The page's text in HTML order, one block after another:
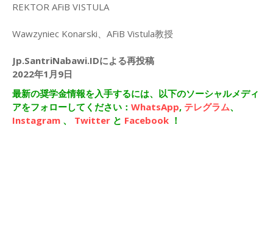
REKTOR AFiB VISTULA
Wawzyniec Konarski、AFiB Vistula教授
Jp.SantriNabawi.IDによる再投稿
2022年1月9日
最新の奨学金情報を入手するには、以下のソーシャルメディ
アをフォローしてください： WhatsApp, テレグラム、
Instagram 、 Twitter と Facebook ！